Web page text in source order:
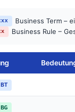
Business Term –
Business Rule –
BT
BG